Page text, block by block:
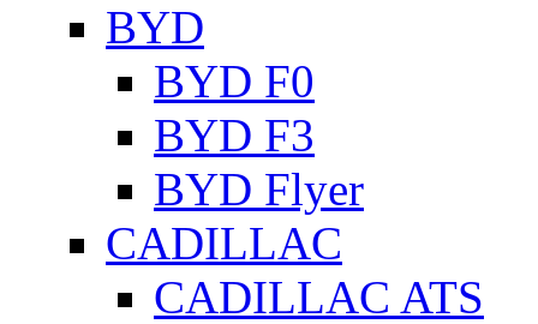
BYD
BYD F0
BYD F3
BYD Flyer
CADILLAC
CADILLAC ATS